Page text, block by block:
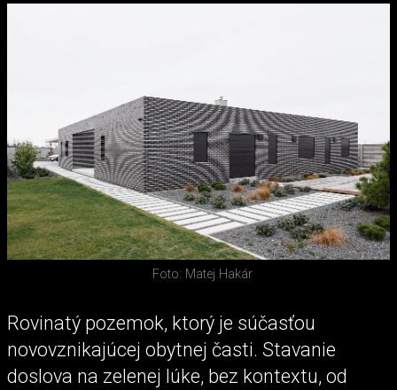
Foto: Matej Hakár
Rovinatý pozemok, ktorý je súčasťou
novovznikajúcej obytnej časti. Stavanie
doslova na zelenej lúke, bez kontextu, od